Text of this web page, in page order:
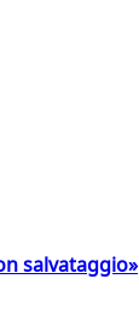
salvataggio»